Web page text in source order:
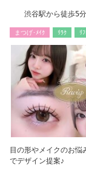
渋谷駅から徒歩5
まつげ･ﾒｲｸ ﾘﾗｸ ﾘ
目の形やメイクのお悩
でデザイン提案♪